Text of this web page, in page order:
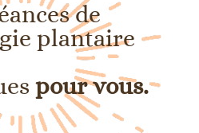
de
plantaire
pour vous.